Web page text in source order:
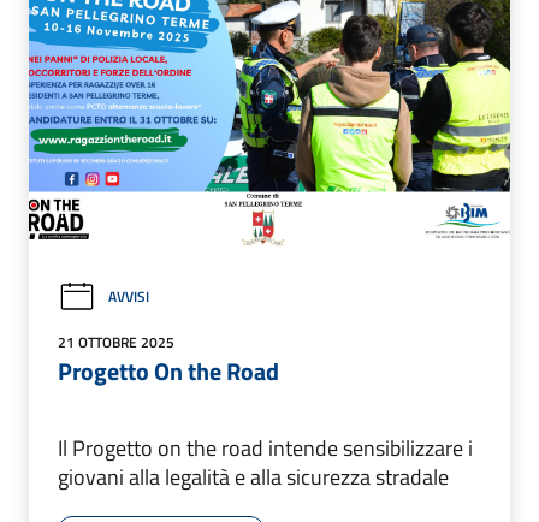
AVVISI
21 OTTOBRE 2025
Progetto On the Road
Il Progetto on the road intende sensibilizzare i
giovani alla legalità e alla sicurezza stradale